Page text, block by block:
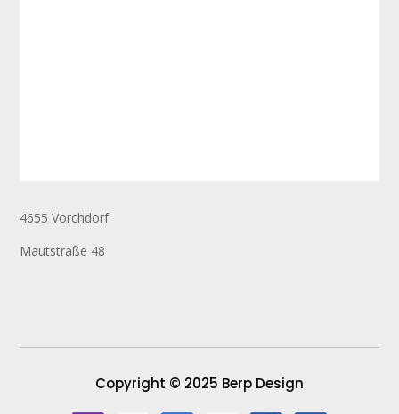
4655 Vorchdorf
Mautstraße 48
Copyright © 2025 Berp Design